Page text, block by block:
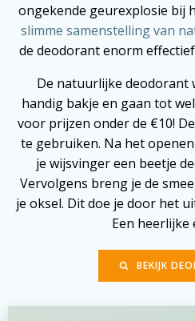
ongekende geurexplosie bij
slimme samenstelling van
de deodorant enorm
De natuurlijke deodorant
handig bakje en gaan tot
voor prijzen onder de €10!
te gebruiken. Na het
je wijsvinger een beetje
Vervolgens breng je de
je oksel. Dit doe je door het
Een heerlijke
BEKIJK